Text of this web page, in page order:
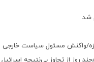
شد
واکنش مسئول سیاست خارجی